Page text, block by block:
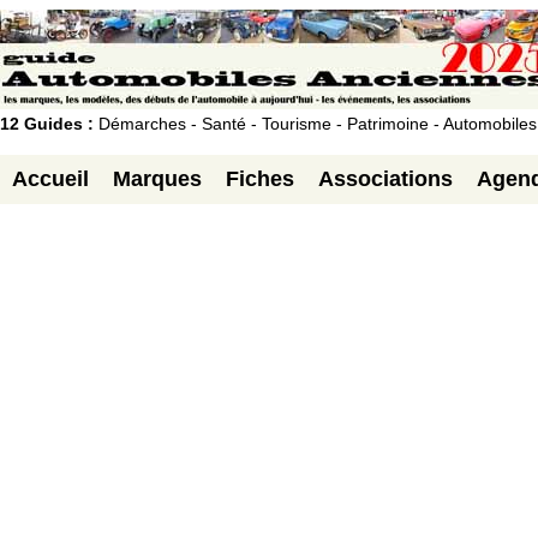
12 Guides : Démarches - Santé - Tourisme - Patrimoine - Automobiles
Accueil Marques Fiches Associations